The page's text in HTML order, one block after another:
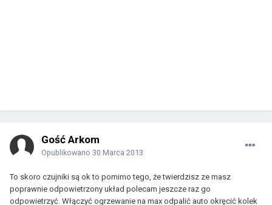
Gość Arkom
Opublikowano 30 Marca 2013
To skoro czujniki są ok to pomimo tego, że twierdzisz ze masz
poprawnie odpowietrzony układ polecam jeszcze raz go
odpowietrzyć. Włączyć ogrzewanie na max odpalić auto okręcić kolek